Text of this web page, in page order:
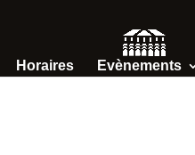
Horaires Evènements